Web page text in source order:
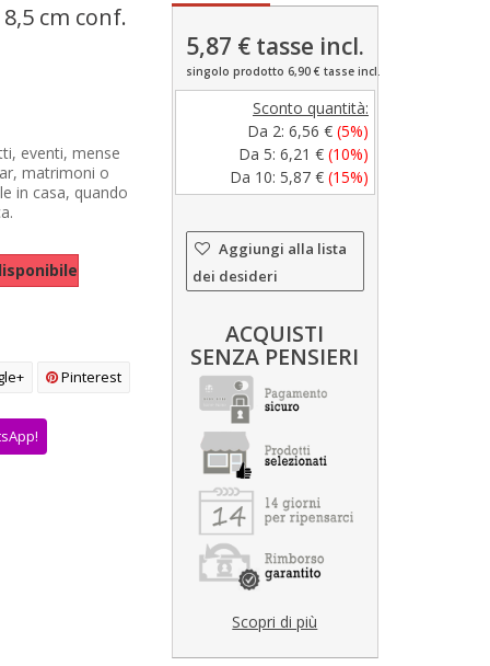
cm conf.
eventi, mense
matrimoni o
in casa, quando
Pinterest
5,87 €tasse incl.
singolo prodotto 6,90 € tasse incl.
Sconto quantità:
Da 2: 6,56 € (5%)
Da 5: 6,21 € (10%)
Da 10: 5,87 € (15%)
Aggiungi alla lista
dei desideri
ACQUISTI
SENZA PENSIERI
Scopri di più